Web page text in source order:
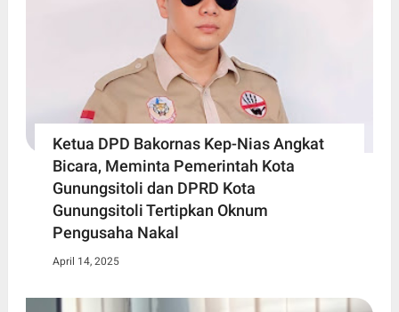
Ketua DPD Bakornas Kep-Nias Angkat
Bicara, Meminta Pemerintah Kota
Gunungsitoli dan DPRD Kota
Gunungsitoli Tertipkan Oknum
Pengusaha Nakal
April 14, 2025